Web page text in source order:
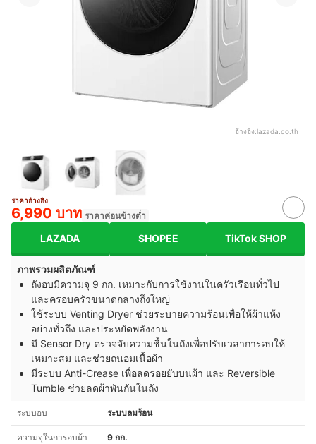
อ้างอิง:lazada.co.th
ราคาอ้างอิง
6,990 บาท ราคาค่อนข้างต่ำ
LAZADA SHOPEE TikTok SHOP
ภาพรวมผลิตภัณฑ์
ถังอบมีความจุ 9 กก. เหมาะกับการใช้งานในครัวเรือนทั่วไป
และครอบครัวขนาดกลางถึงใหญ่
ใช้ระบบ Venting Dryer ช่วยระบายความร้อนเพื่อให้ผ้าแห้ง
อย่างทั่วถึง และประหยัดพลังงาน
มี Sensor Dry ตรวจจับความชื้นในถังเพื่อปรับเวลาการอบให้
เหมาะสม และช่วยถนอมเนื้อผ้า
มีระบบ Anti-Crease เพื่อลดรอยยับบนผ้า และ Reversible
Tumble ช่วยลดผ้าพันกันในถัง
ระบบอบ ระบบลมร้อน
ความจุในการอบผ้า 9 กก.